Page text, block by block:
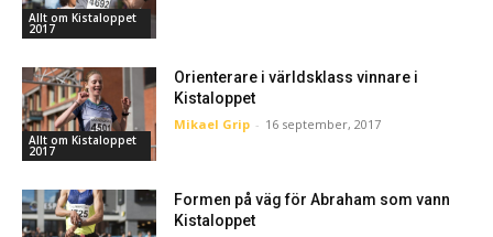
Allt om Kistaloppet
2017
Allt om Kistaloppet
2017
Orienterare i världsklass vinnare i
Kistaloppet
Mikael Grip - 16 september, 2017
Formen på väg för Abraham som vann
Kistaloppet